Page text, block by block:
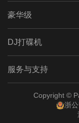
豪华级
DJ打碟机
服务与支持
Copyright ©
浙